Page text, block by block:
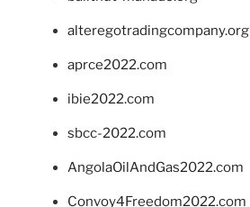
alteregotradingcompany.org
aprce2022.com
ibie2022.com
sbcc-2022.com
AngolaOilAndGas2022.com
Convoy4Freedom2022.com